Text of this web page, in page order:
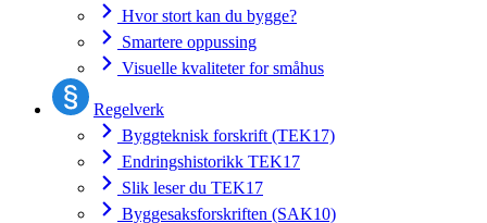
Hvor stort kan du bygge?
Smartere oppussing
Visuelle kvaliteter for småhus
Regelverk
Byggteknisk forskrift (TEK17)
Endringshistorikk TEK17
Slik leser du TEK17
Byggesaksforskriften (SAK10)